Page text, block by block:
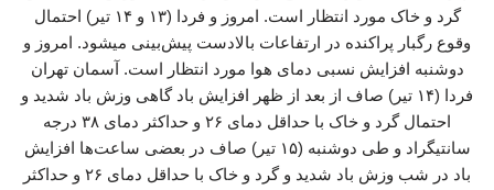
گرد و خاک مورد انتظار است. امروز و فردا (۱۳ و ۱۴ تیر) احتمال
وقوع رگبار پراکنده در ارتفاعات بالادست پیش‌بینی میشود. امروز و
دوشنبه افزایش نسبی دمای هوا مورد انتظار است. آسمان تهران
فردا (۱۴ تیر) صاف از بعد از ظهر افزایش باد گاهی وزش باد شدید و
احتمال گرد و خاک با حداقل دمای ۲۶ و حداکثر دمای ۳۸ درجه
سانتیگراد و طی ‌دوشنبه (۱۵ تیر) صاف در بعضی ساعت‌ها افزایش
باد در شب وزش باد شدید و گرد و خاک با حداقل دمای ۲۶ و حداکثر